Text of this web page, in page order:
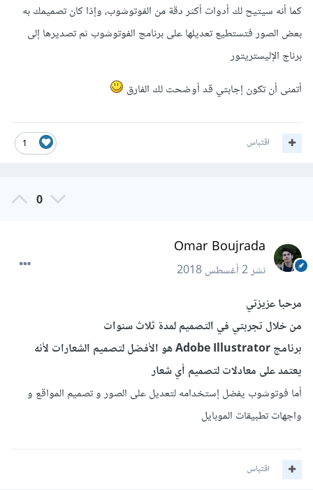
كما أنه سيتيح لك أدوات أكثر دقة من الفوتوشوب، وإذا كان تصميمك به
بعض الصور فتستطيع تعديلها على برنامج الفوتوشوب ثم تصديرها إلى
برناج الإليستريتور
أتمنى أن تكون إجابتي قد أوضحت لك الفارق
1 اقتباس
0
Omar Boujrada
نشر2 أغسطس 2018
مرحبا عزيزتي
من خلال تجربتي في التصميم لمدة ثلاث سنوات
برنامج Adobe Illustrator هو الأفضل لتصميم الشعارات لأنه
يعتمد على معادلات لتصميم أي شعار
أما فوتوشوب يفضل إستخدامه لتعديل على الصور و تصميم المواقع و
واجهات تطبيقات الموبايل
اقتباس